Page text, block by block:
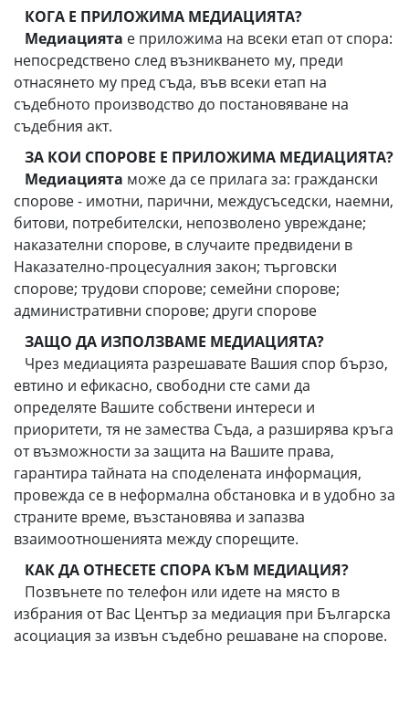
КОГА Е ПРИЛОЖИМА МЕДИАЦИЯТА?
Медиацията е приложима на всеки етап от спора:
непосредствено след възникването му, преди
отнасянето му пред съда, във всеки етап на
съдебното производство до постановяване на
съдебния акт.
ЗА КОИ СПОРОВЕ Е ПРИЛОЖИМА МЕДИАЦИЯТА?
Медиацията може да се прилага за: граждански
спорове - имотни, парични, междусъседски, наемни,
битови, потребителски, непозволено увреждане;
наказателни спорове, в случаите предвидени в
Наказателно-процесуалния закон; търговски
спорове; трудови спорове; семейни спорове;
административни спорове; други спорове
ЗАЩО ДА ИЗПОЛЗВАМЕ МЕДИАЦИЯТА?
Чрез медиацията разрешавате Вашия спор бързо,
евтино и ефикасно, свободни сте сами да
определяте Вашите собствени интереси и
приоритети, тя не замества Съда, а разширява кръга
от възможности за защита на Вашите права,
гарантира тайната на споделената информация,
провежда се в неформална обстановка и в удобно за
страните време, възстановява и запазва
взаимоотношенията между спорещите.
КАК ДА ОТНЕСЕТЕ СПОРА КЪМ МЕДИАЦИЯ?
Позвънете по телефон или идете на място в
избрания от Вас Център за медиация при Българска
асоциация за извън съдебно решаване на спорове.